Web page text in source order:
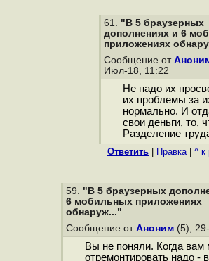
61. "В 5 браузерных
дополнениях и 6
приложениях
Сообщение от
Июл-18, 11:22
Не надо их
их проблемы за
нормально. И
свои деньги, то,
Разделение
Ответить Правка| ^ к
59. "В 5 браузерных
6 мобильных приложениях
обнаруж..."
Сообщение от Аноним (5),
Вы не поняли. Когда вам
отремонтировать надо -